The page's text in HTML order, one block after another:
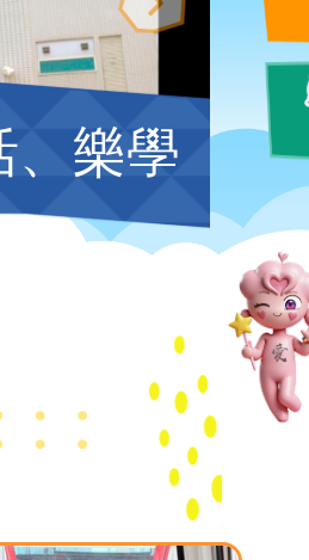
、樂學